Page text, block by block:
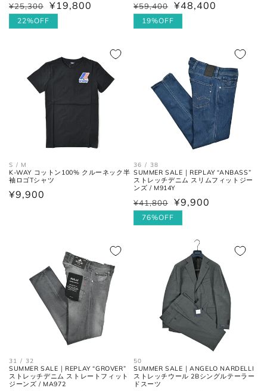
通
常
¥25,300
セ
ー
¥19,800
22%OFF
通
常
¥59,400
セ
ー
¥48,400
19%OFF
S / M
K-WAY コットン100% クルーネック半
袖ロゴTシャツ
通
¥9,900
36 / 38
SUMMER SALE｜REPLAY “ANBASS”
ストレッチデニム スリムフィットジー
ンズ / M914Y
通
常
¥41,800
セ
ー
¥9,900
76%OFF
31 / 32
SUMMER SALE｜REPLAY “GROVER”
ストレッチデニム ストレートフィット
ジーンズ / MA972
50
SUMMER SALE｜ANGELO NARDELLI
ストレッチウール 2Bシングルテーラー
ドスーツ
平置きにし、自然なテンションを
加え端と端を結んだ長さ×2。
股上
フロントの上端から股下の縫い目
の交点。
股下の縫い目の交点から、内側の
シームに沿った裾までの長さ。
太腿幅
幅)
股下の縫い目の交点から、5cm裾
方向へ下がった位置の端と端を結
んだ長さ。
裾の端と端を結んだ長さ。
ネクタイ
全長 大剣と小剣の先端を結んだ長さ。
大剣幅 大剣の剣先幅。
シューズ